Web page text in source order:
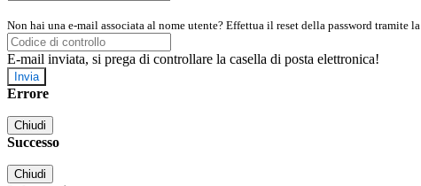
Non hai una e-mail associata al nome utente? Effettua il reset della password tramite la
E-mail inviata, si prega di controllare la casella di posta elettronica!
Errore
Chiudi
Successo
Chiudi